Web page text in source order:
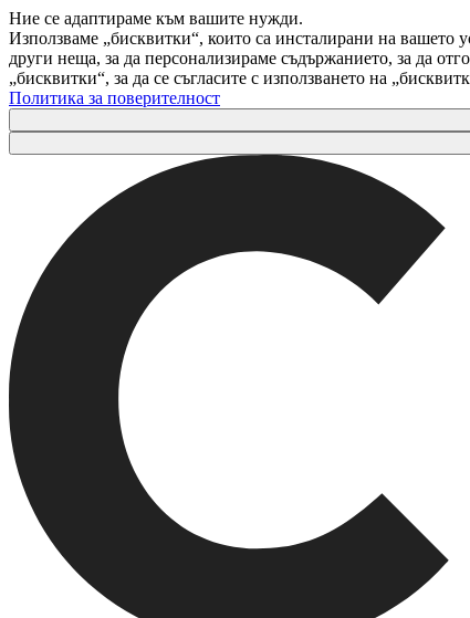
Ние се адаптираме към вашите нужди.
Използваме „бисквитки“, които са инсталирани на
други неща, за да персонализираме съдържанието, за да
„бисквитки“, за да се съгласите с използването на
Политика за поверителност